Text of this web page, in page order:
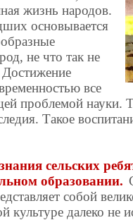
жизнь народов.
основывается
не что так не
Достижение
все
проблемой науки.
Такое
сельских
образовании.
собой
культуре далеко не